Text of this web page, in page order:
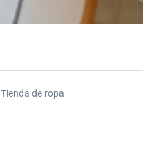
Tienda de ropa